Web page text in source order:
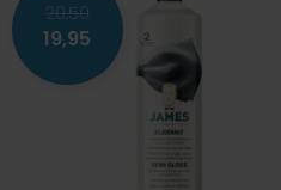
20,50
19,95